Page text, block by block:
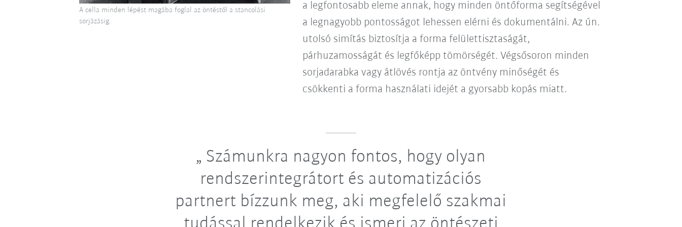
a legfontosabb eleme annak, hogy minden öntőforma segítségével
a legnagyobb pontosságot lehessen elérni és dokumentálni. Az ún.
utolsó simítás biztosítja a forma felülettisztaságát,
párhuzamosságát és legfőképp tömörségét. Végsősoron minden
sorjadarabka vagy átlövés rontja az öntvény minőségét és
csökkenti a forma használati idejét a gyorsabb kopás miatt.
A cella minden lépést magába foglal az öntéstől a stancolási
sorjázásig.
Számunkra nagyon fontos, hogy olyan
rendszerintegrátort és automatizációs
partnert bízzunk meg, aki megfelelő szakmai